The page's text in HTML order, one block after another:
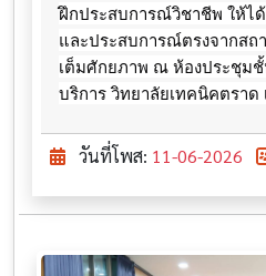
ฝึกประสบการณ์วิชาชีพ ให้ไ
และประสบการณ์ตรงจากสถ
เต็มศักยภาพ ณ ห้องประชุม
บริการ วิทยาลัยเทคนิคตราด
วันที่โพส: 11-06-2026